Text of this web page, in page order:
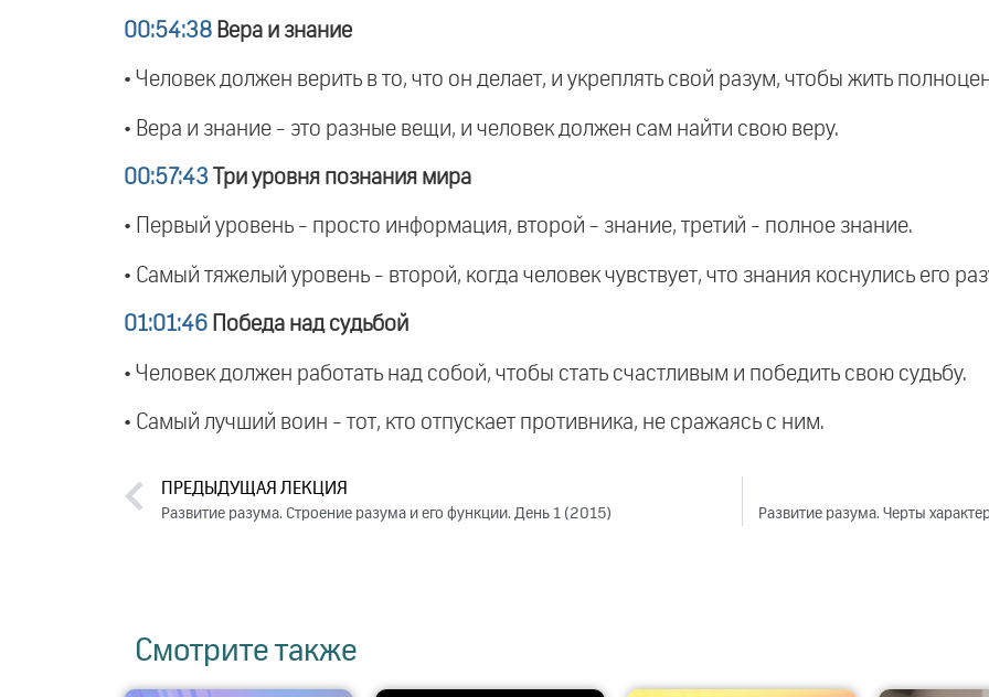
00:54:38 Вера и знание
• Человек должен верить в то, что он делает, и укреплять свой разум, чтобы жить
• Вера и знание - это разные вещи, и человек должен сам найти свою веру.
00:57:43 Три уровня познания мира
• Первый уровень - просто информация, второй - знание, третий - полное знание.
• Самый тяжелый уровень - второй, когда человек чувствует, что знания коснулись его
01:01:46 Победа над судьбой
• Человек должен работать над собой, чтобы стать счастливым и победить свою судьбу.
• Самый лучший воин - тот, кто отпускает противника, не сражаясь с ним.
ПРЕДЫДУЩАЯ ЛЕКЦИЯ
Развитие разума. Строение разума и его функции. День 1 (2015) Развитие разума. Черты
Смотрите также